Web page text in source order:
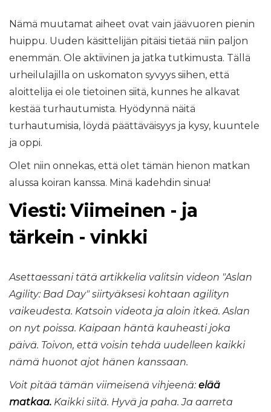
Nämä muutamat aiheet ovat vain jäävuoren pienin
huippu. Uuden käsittelijän pitäisi tietää niin paljon
enemmän. Ole aktiivinen ja jatka tutkimusta. Tällä
urheilulajilla on uskomaton syvyys siihen, että
aloittelija ei ole tietoinen siitä, kunnes he alkavat
kestää turhautumista. Hyödynnä näitä
turhautumisia, löydä päättäväisyys ja kysy, kuuntele
ja oppi.
Olet niin onnekas, että olet tämän hienon matkan
alussa koiran kanssa. Minä kadehdin sinua!
Viesti: Viimeinen - ja
tärkein - vinkki
Asettaessani tätä artikkelia valitsin videon "Aslan
Agility: Bad Day" siirtyäksesi kohtaan agilityn
vaikeudesta. Katsoin videota ja aloin itkeä. Aslan
on nyt poissa. Kaipaan häntä kauheasti joka
päivä. Toivon, että voisin tehdä uudelleen kaikki
nämä huonot ajot hänen kanssaan.
Voit pitää tämän viimeisenä vihjeenä: elää
matkaa. Kaikki siitä. Hyvä ja paha. Ja aarreta